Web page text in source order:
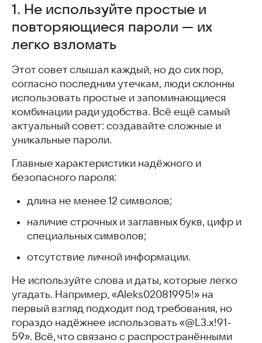
легко взломать
Подключите двухфакторную аутентификацию для
дополнительной защиты
Запомните популярные схемы мошенничества, чтобы не
Защищайте личную информацию и не публикуйте её в
открытом доступе
Часто задаваемые вопросы
Похожие статьи
1. Не используйте простые и
повторяющиеся пароли — их
легко взломать
Этот совет слышал каждый, но до сих пор,
согласно последним утечкам, люди склонны
использовать простые и запоминающиеся
комбинации ради удобства. Всё ещё самый
актуальный совет: создавайте сложные и
уникальные пароли.
Главные характеристики надёжного и
безопасного пароля:
длина не менее 12 символов;
наличие строчных и заглавных букв, цифр и
специальных символов;
отсутствие личной информации.
Не используйте слова и даты, которые легко
угадать. Например, «Aleks02081995!» на
первый взгляд подходит под требования, но
гораздо надёжнее использовать «@L3.x!91-
59». Всё, что связано с распространёнными